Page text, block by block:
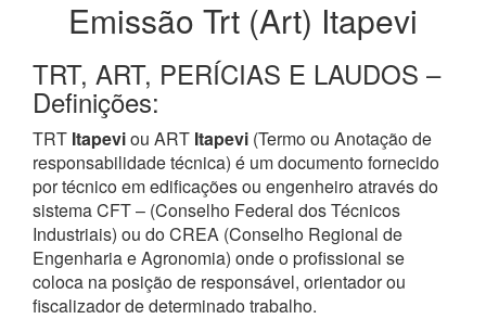
Emissão Trt (Art) Itapevi
TRT, ART, PERÍCIAS E LAUDOS –
Definições:
TRT Itapeviou ART Itapevi (Termo ou Anotação de
responsabilidade técnica) é um documento fornecido
por técnico em edificações ou engenheiro através do
sistema CFT – (Conselho Federal dos Técnicos
Industriais) ou do CREA (Conselho Regional de
Engenharia e Agronomia) onde o profissional se
coloca na posição de responsável, orientador ou
fiscalizador de determinado trabalho.